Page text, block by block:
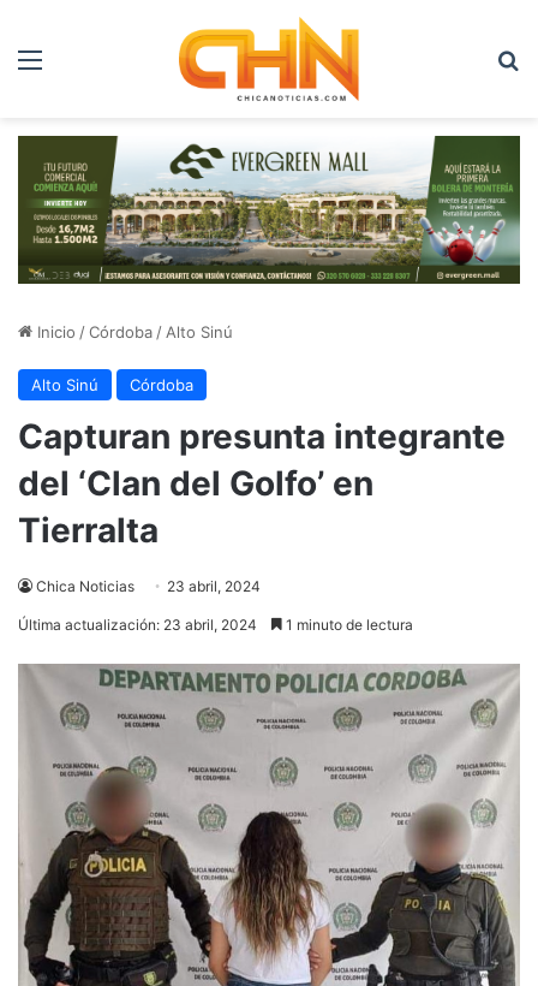
Menú
Inicio /Córdoba / Alto Sinú
Alto Sinú Córdoba
Capturan presunta integrante
del ‘Clan del Golfo’ en
Tierralta
Chica Noticias 23 abril, 2024
Última actualización: 23 abril, 2024 1 minuto de lectura